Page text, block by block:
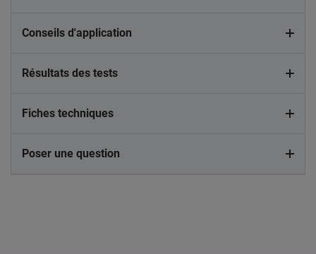
Conseils d'application
Résultats des tests
Fiches techniques
Poser une question